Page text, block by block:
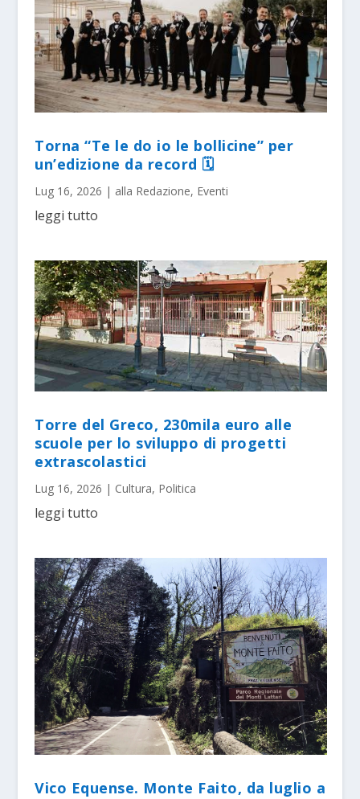
Torna “Te le do io le bollicine” per
un’edizione da record 🗓
Lug 16, 2026 | alla Redazione, Eventi
leggi tutto
Torre del Greco, 230mila euro alle
scuole per lo sviluppo di progetti
extrascolastici
Lug 16, 2026 | Cultura, Politica
leggi tutto
Vico Equense. Monte Faito, da luglio a